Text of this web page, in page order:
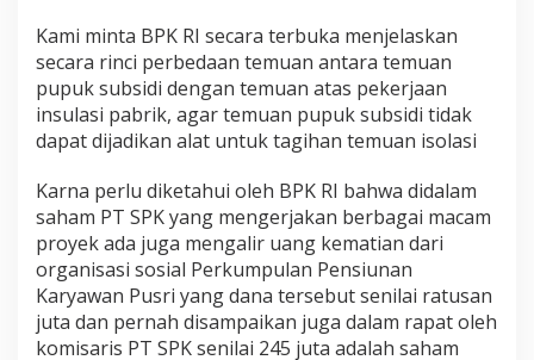
Kami minta BPK RI secara terbuka menjelaskan
secara rinci perbedaan temuan antara temuan
pupuk subsidi dengan temuan atas pekerjaan
insulasi pabrik, agar temuan pupuk subsidi tidak
dapat dijadikan alat untuk tagihan temuan isolasi
Karna perlu diketahui oleh BPK RI bahwa didalam
saham PT SPK yang mengerjakan berbagai macam
proyek ada juga mengalir uang kematian dari
organisasi sosial Perkumpulan Pensiunan
Karyawan Pusri yang dana tersebut senilai ratusan
juta dan pernah disampaikan juga dalam rapat oleh
komisaris PT SPK senilai 245 juta adalah saham